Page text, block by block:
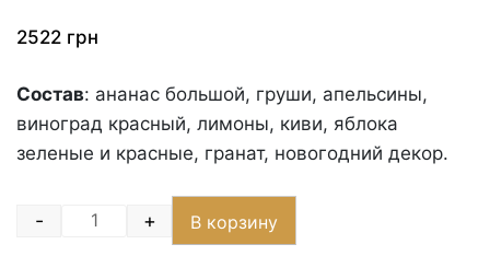
2522 грн
Состав: ананас большой, груши, апельсины,
виноград красный, лимоны, киви, яблока
зеленые и красные, гранат, новогодний декор.
Quantity
- + В корзину